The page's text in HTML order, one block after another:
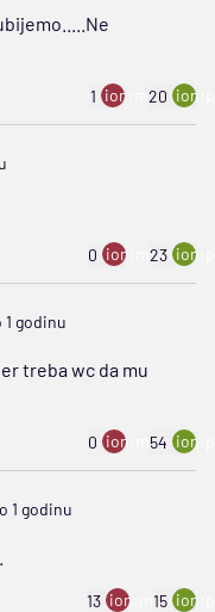
1 ion:minus
20
0 ion:minus
23
1 godinu
treba wc da mu
0 ion:minus
54
1 godinu
13 ion:minus
15